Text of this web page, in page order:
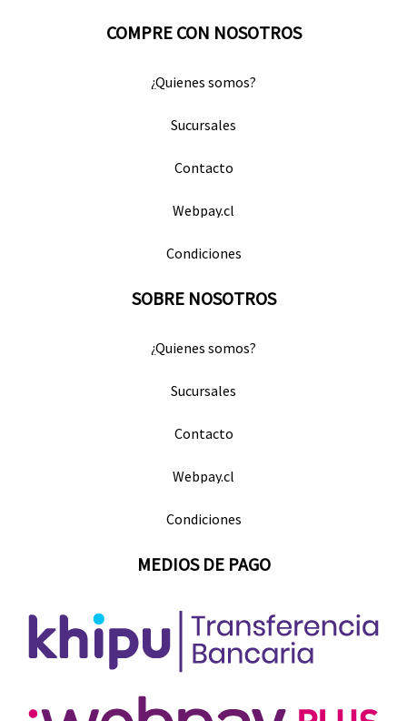
COMPRE CON NOSOTROS
¿Quienes somos?
Sucursales
Contacto
Webpay.cl
Condiciones
SOBRE NOSOTROS
¿Quienes somos?
Sucursales
Contacto
Webpay.cl
Condiciones
MEDIOS DE PAGO